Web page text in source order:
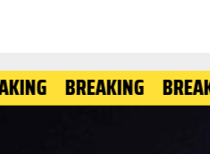
BREAKING BREAKING